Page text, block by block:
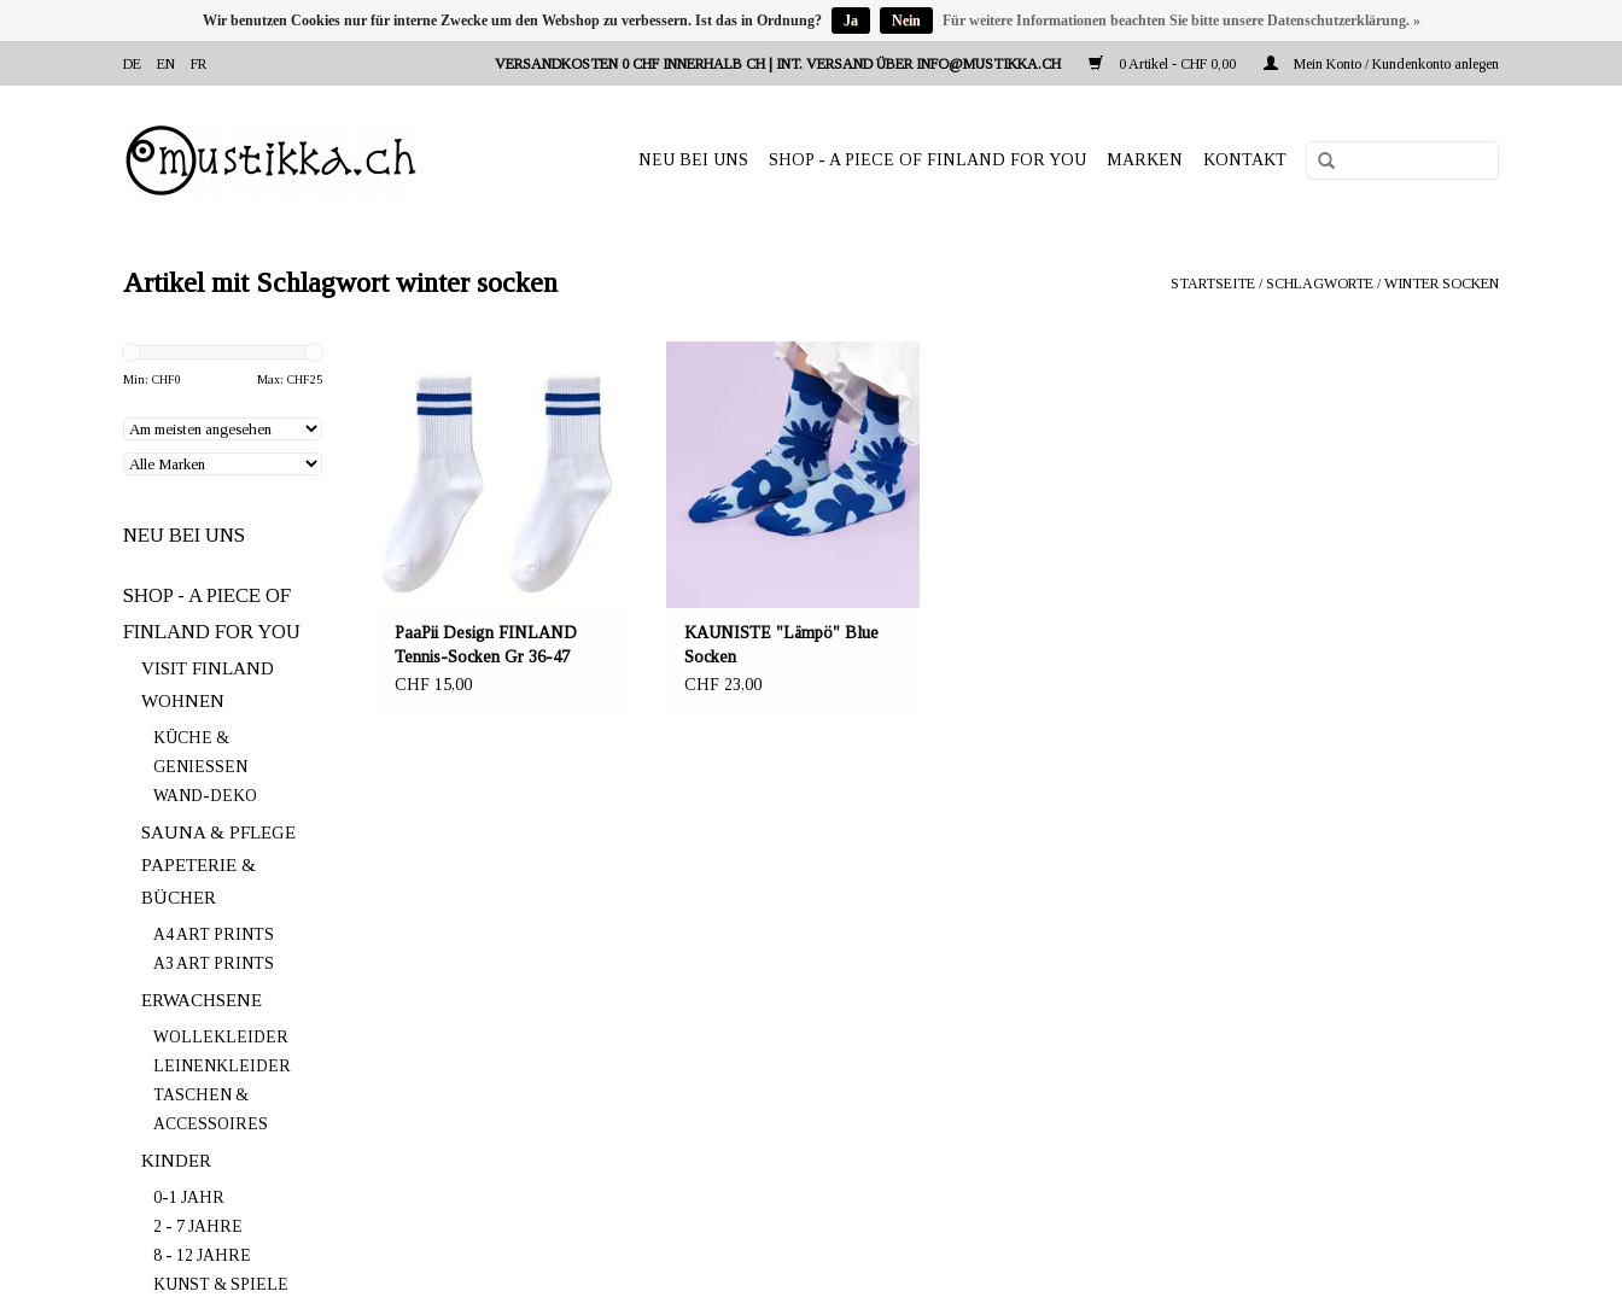
DE EN FR VERSANDKOSTEN 0 CHF INNERHALB CH | INT. VERSAND ÜBER INFO@MUSTIKKA.CH 0 Artikel - CHF 0,00 Mein Konto / Kundenkonto anlegen
NEU BEI UNS SHOP - A PIECE OF FINLAND FOR YOU MARKEN KONTAKT
Artikel mit Schlagwort winter socken STARTSEITE /SCHLAGWORTE /WINTER SOCKEN
Min: CHF0 Max: CHF25
NEU BEI UNS
SHOP - A PIECE OF
FINLAND FOR YOU
VISIT FINLAND
WOHNEN
KÜCHE &
GENIESSEN
WAND-DEKO
SAUNA & PFLEGE
PAPETERIE &
BÜCHER
A4 ART PRINTS
A3 ART PRINTS
ERWACHSENE
WOLLEKLEIDER
LEINENKLEIDER
TASCHEN &
ACCESSOIRES
KINDER
0-1 JAHR
2 - 7 JAHRE
8 - 12 JAHRE
KUNST & SPIELE
Frauenfeld, Schweiz
hergestellt in Finnland. Für Kinder und
Erwachsene.
PaaPii Design FINLAND
Tennis-Socken Gr 36-47
CHF 15,00
ANBIETER: mustikka.ch Reeta Nagel,
Frauenfeld, Schweiz
Die leuchtend blauen Blumensocken
aus einer weichen Baumwollmischung.
Material: 80% Baumwolle, 15%
Polyester für Haltbarkeit und 5%
Elastan für Komfort.
KAUNISTE "Lämpö" Blue
Socken
CHF 23,00
Wir benutzen Cookies nur für interne Zwecke um den Webshop zu verbessern. Ist das in Ordnung? Ja Nein Für weitere Informationen beachten Sie bitte unsere Datenschutzerklärung. »